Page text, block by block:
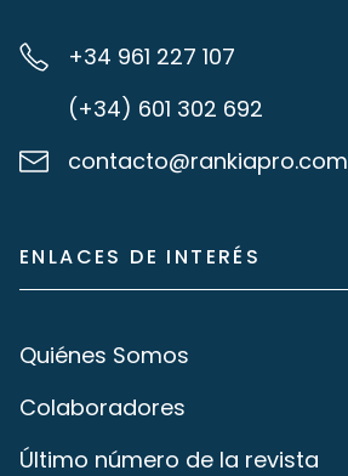
+34 961 227 107
(+34) 601 302 692
contacto@rankiapro.com
ENLACES DE INTERÉS
Quiénes Somos
Colaboradores
Último número de la revista